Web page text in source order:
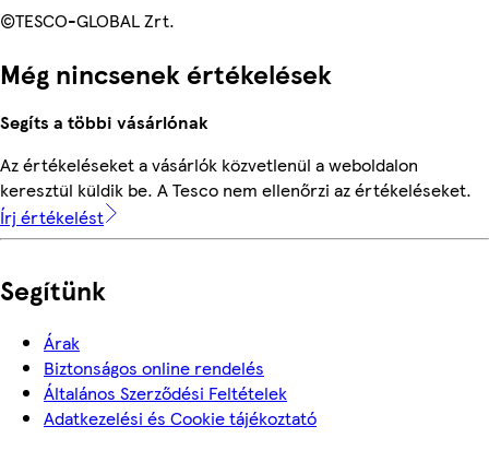
©TESCO-GLOBAL Zrt.
Még nincsenek értékelések
Segíts a többi vásárlónak
Az értékeléseket a vásárlók közvetlenül a weboldalon
keresztül küldik be. A Tesco nem ellenőrzi az értékeléseket.
Írj értékelést
Segítünk
Árak
Biztonságos online rendelés
Általános Szerződési Feltételek
Adatkezelési és Cookie tájékoztató